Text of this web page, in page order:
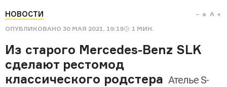
НОВОСТИ
ОПУБЛИКОВАНО 30 МАЯ 2021, 19:19 1 МИН.
a A
Из старого Mercedes-Benz SLK
сделают рестомод
классического родстера Ателье S-